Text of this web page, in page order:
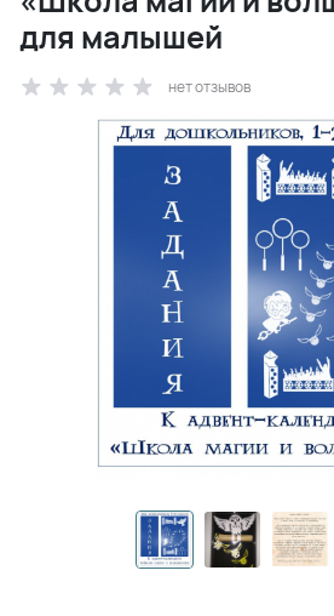
для малышей
нет отзывов